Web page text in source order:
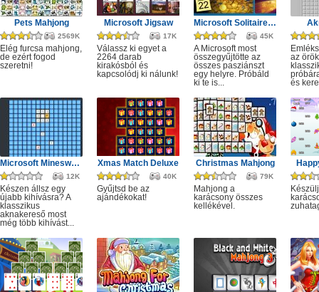
Pets Mahjong
2569K
Elég furcsa mahjong,
de ezért fogod
szeretni!
Microsoft Jigsaw
17K
Válassz ki egyet a
2264 darab
kirakósból és
kapcsolódj ki nálunk!
Microsoft Solitaire Collection
45K
A Microsoft most
összegyűjtötte az
összes pasziánszt
egy helyre. Próbáld
ki te is...
az örök
és
Microsoft Minesweeper
12K
Készen állsz egy
újabb kihívásra? A
klasszikus
aknakereső most
még több kihívást...
Xmas Match Deluxe
40K
Gyűjtsd be az
ajándékokat!
Christmas Mahjong
79K
Mahjong a
karácsony összes
kellékével.